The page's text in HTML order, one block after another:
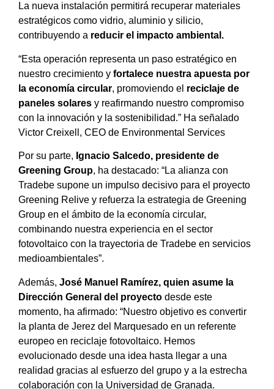
La nueva instalación permitirá recuperar materiales
estratégicos como vidrio, aluminio y silicio,
contribuyendo a reducir el impacto ambiental.
“Esta operación representa un paso estratégico en
nuestro crecimiento y fortalece nuestra apuesta por
la economía circular, promoviendo el reciclaje de
paneles solares y reafirmando nuestro compromiso
con la innovación y la sostenibilidad.” Ha señalado
Victor Creixell, CEO de Environmental Services
Por su parte, Ignacio Salcedo, presidente de
Greening Group, ha destacado: “La alianza con
Tradebe supone un impulso decisivo para el proyecto
Greening Relive y refuerza la estrategia de Greening
Group en el ámbito de la economía circular,
combinando nuestra experiencia en el sector
fotovoltaico con la trayectoria de Tradebe en servicios
medioambientales”.
Además, José Manuel Ramírez, quien asume la
Dirección General del proyecto desde este
momento, ha afirmado: “Nuestro objetivo es convertir
la planta de Jerez del Marquesado en un referente
europeo en reciclaje fotovoltaico. Hemos
evolucionado desde una idea hasta llegar a una
realidad gracias al esfuerzo del grupo y a la estrecha
colaboración con la Universidad de Granada.